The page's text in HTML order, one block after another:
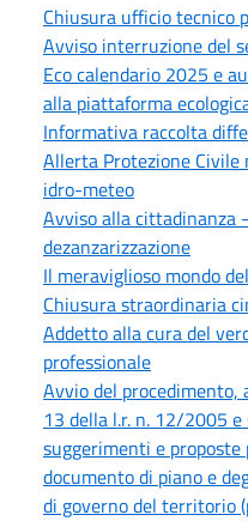
Chiusura ufficio tecnico
Avviso interruzione del
Eco calendario 2025 e
alla piattaforma
Informativa raccolta
Allerta Protezione
idro-meteo
Avviso alla cittadinanza
dezanzarizzazione
Il meraviglioso mondo
Chiusura straordinaria
Addetto alla cura del
professionale
Avvio del procedimento,
13 della l.r. n. 12/2005
suggerimenti e
documento di piano e
di governo del territorio